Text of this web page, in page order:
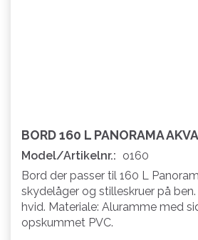
BORD 160 L PANORAMA
Model/Artikelnr.: o160
Bord der passer til 160 L
skydelåger og stilleskruer på
hvid. Materiale: Aluramme med
opskummet PVC.